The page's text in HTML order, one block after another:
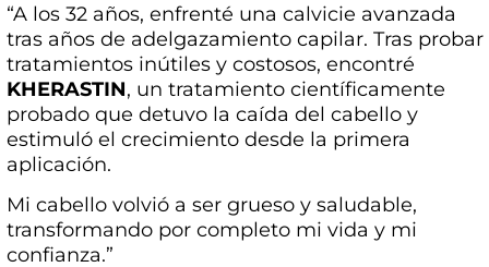
“A los 32 años, enfrenté una calvicie avanzada
tras años de adelgazamiento capilar. Tras probar
tratamientos inútiles y costosos, encontré
KHERASTIN, un tratamiento científicamente
probado que detuvo la caída del cabello y
estimuló el crecimiento desde la primera
aplicación.
Mi cabello volvió a ser grueso y saludable,
transformando por completo mi vida y mi
confianza.”